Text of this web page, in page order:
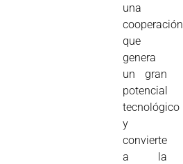
una
cooperación
que
genera
un gran
potencial
tecnológico
y
convierte
a la